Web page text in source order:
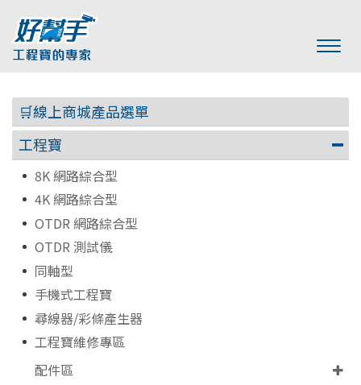
🛒線上商城產品選單
工程寶
8K 網路綜合型
4K 網路綜合型
OTDR 網路綜合型
OTDR 測試儀
同軸型
手機式工程寶
尋線器/彩條產生器
工程寶維修專區
配件區